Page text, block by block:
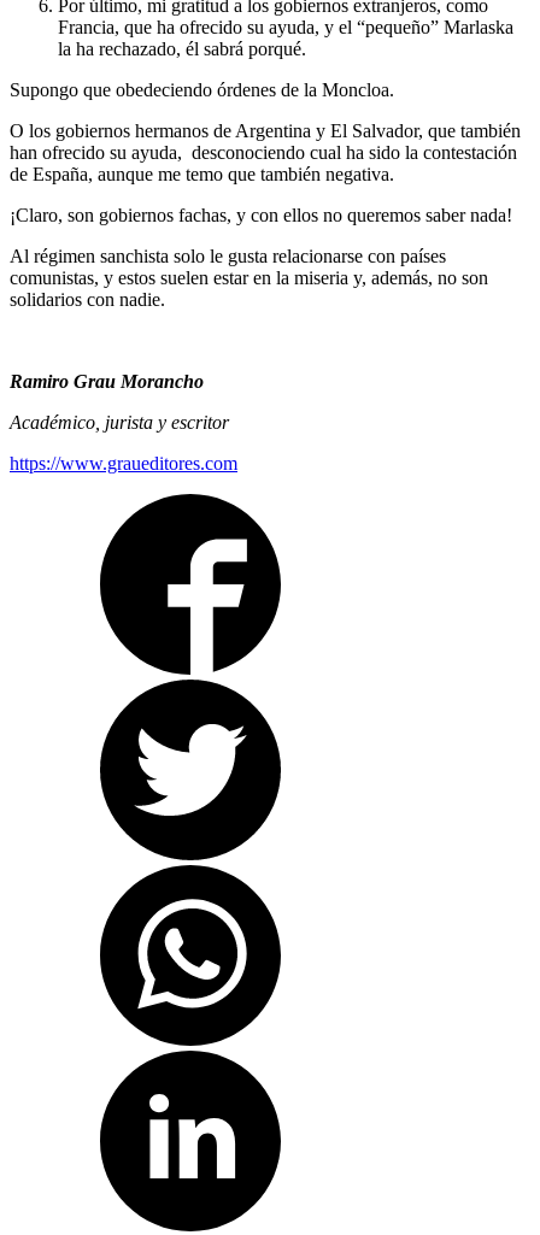
Por último, mi gratitud a los gobiernos extranjeros, como
Francia, que ha ofrecido su ayuda, y el “pequeño” Marlaska
la ha rechazado, él sabrá porqué.
Supongo que obedeciendo órdenes de la Moncloa.
O los gobiernos hermanos de Argentina y El Salvador, que también
han ofrecido su ayuda, desconociendo cual ha sido la contestación
de España, aunque me temo que también negativa.
¡Claro, son gobiernos fachas, y con ellos no queremos saber nada!
Al régimen sanchista solo le gusta relacionarse con países
comunistas, y estos suelen estar en la miseria y, además, no son
solidarios con nadie.
Ramiro Grau Morancho
Académico, jurista y escritor
https://www.graueditores.com